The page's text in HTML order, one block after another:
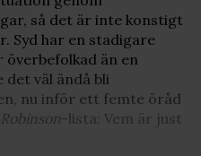
så det är inte konstigt
Syd har en stadigare
än en
väl ändå bli
nu inför ett femte öråd
Robinson-lista: Vem är just